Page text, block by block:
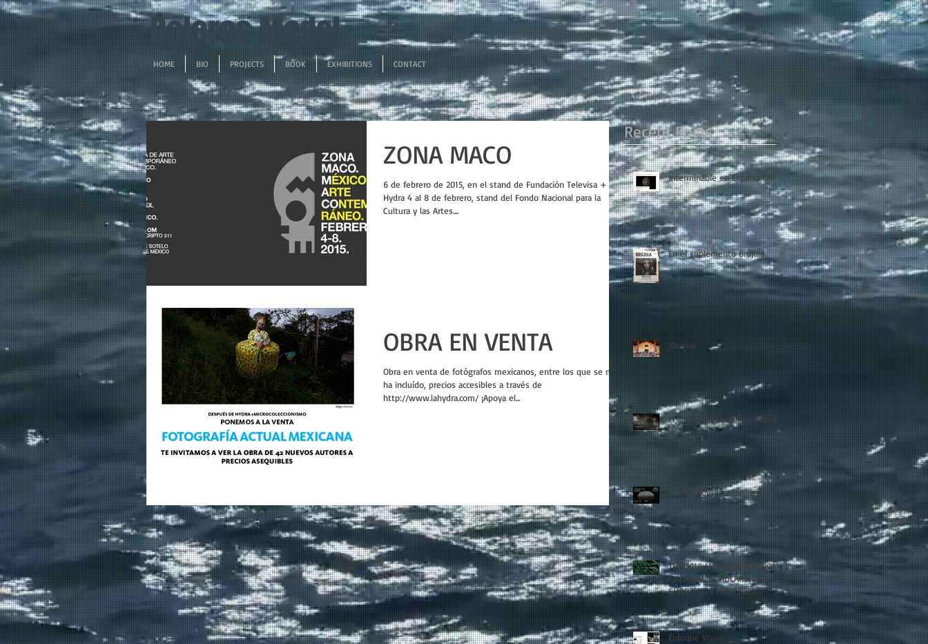
Dolores Medel
ZONA MACO
6 de febrero de 2015, en el stand de Fundación Televisa +
Hydra 4 al 8 de febrero, stand del Fondo Nacional para la
Cultura y las Artes....
OBRA EN VENTA
Obra en venta de fotógrafos mexicanos, entre los que se me
ha incluído, precios accesibles a través de
http://www.lahydra.com/ ¡Apoya el...
Recent Posts
Interminable en Espacio GAF
En el suplemento Brújula
¡Bolivia!
El camino invisible, en Morelia
En Mar Adentro
THE 2018 LUCIE FOUNDATION
EMERGING SCHOLARSHIP
SHORTLISTS HAVE BEEN
ANNOUNCED!
Enfoque Visual
HOME BIO PROJECTS BOOK EXHIBITIONS CONTACT